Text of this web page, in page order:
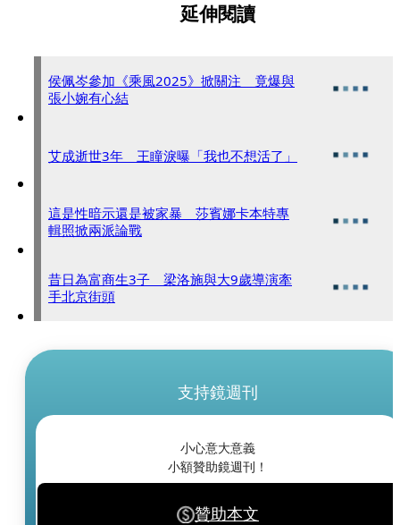
延伸閱讀
侯佩岑參加《乘風2025》掀關注 竟爆與
張小婉有心結
艾成逝世3年 王瞳淚曝「我也不想活了」
這是性暗示還是被家暴 莎賓娜卡本特專
輯照掀兩派論戰
昔日為富商生3子 梁洛施與大9歲導演牽
手北京街頭
支持鏡週刊
小心意大意義
小額贊助鏡週刊！
贊助本文